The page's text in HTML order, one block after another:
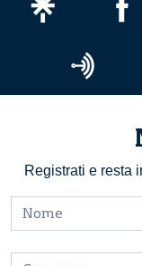
Registrati e resta